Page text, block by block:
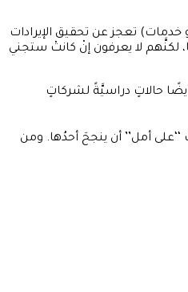
خدمات) تعجز عن تحقيق الإيرادات
لكنَّهم لا يعرفون إنْ كانتْ ستجني
من 10 آلاف مشروعٍ حول العالم. يتناوَلُ الكتابُ أيضًا حالاتٍ دراسيَّةً لشركاتٍ
‘‘على أمل’’ أن ينجحَ أحدُها. ومن